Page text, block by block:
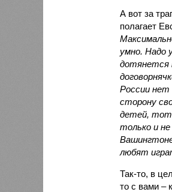
А вот за
полагает
умно. Надо
дотянется
России
сторону
детей, тот
только и не
любят
Так-то, в
то с вами –